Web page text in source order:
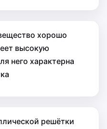
хорошо
высокую
него характерна
решётки